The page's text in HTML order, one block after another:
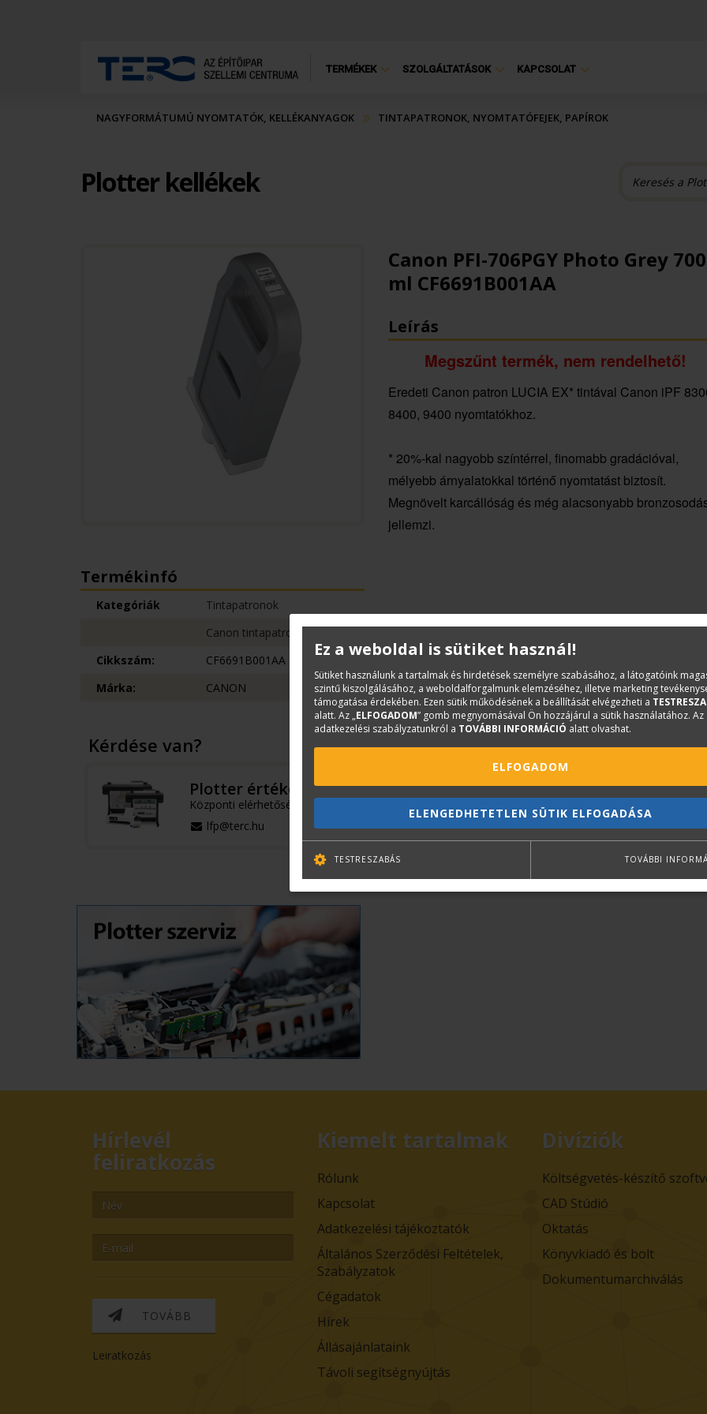
TERMÉKEK SZOLGÁLTATÁSOK KAPCSOLAT
NAGYFORMÁTUMÚ NYOMTATÓK, KELLÉKANYAGOK TINTAPATRONOK, NYOMTATÓFEJEK, PAPÍROK
Plotter kellékek
Canon PFI-706PGY Photo Grey 700
ml CF6691B001AA
Leírás
Megszűnt termék, nem rendelhető!
Eredeti Canon patron LUCIA EX* tintával Canon iPF
8400, 9400 nyomtatókhoz.
* 20%-kal nagyobb színtérrel, finomabb gradációval,
mélyebb árnyalatokkal történő nyomtatást biztosít.
Megnövelt karcállóság és még alacsonyabb
jellemzi.
Termékinfó
Kategóriák
Tintapatronok
Canon tintapatronok
Cikkszám:
CF6691B001AA
Márka:
CANON
Kérdése van?
Plotter értékesítés
Központi elérhetőségek
lfp@terc.hu
Hírlevél
feliratkozás
TOVÁBB
Leiratkozás
Kiemelt tartalmak
Rólunk
Kapcsolat
Adatkezelési tájékoztatók
Általános Szerződési Feltételek,
Szabályzatok
Cégadatok
Hírek
Állásajánlataink
Távoli segítségnyújtás
Divíziók
Költségvetés-készítő
CAD Stúdió
Oktatás
Könyvkiadó és bolt
Dokumentumarchiválás
Ez a weboldal is sütiket használ!
Sütiket használunk a tartalmak és hirdetések személyre szabásához, a látogatóink
szintű kiszolgálásához, a weboldalforgalmunk elemzéséhez, illetve marketing
támogatása érdekében. Ezen sütik működésének a beállítását elvégezheti a
alatt. Az „ELFOGADOM” gomb megnyomásával Ön hozzájárul a sütik használatához. Az
adatkezelési szabályzatunkról a TOVÁBBI INFORMÁCIÓ alatt olvashat.
ELFOGADOM
ELENGEDHETETLEN SÜTIK ELFOGADÁSA
TESTRESZABÁS TOVÁBBI